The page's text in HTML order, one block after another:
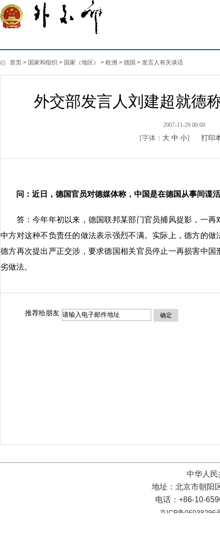
首页 > 国家和组织 > 国家（地区） > 欧洲 > 德国 > 发言人有关谈话
外交部发言人刘建超就德
2007-11-29 00:00
[字体： 大 中 小] 打印
问：近日，德国官员对德媒体称，中国是在德国从事间谍
答：今年年初以来，德国联邦某部门官员捕风捉影，一再
中方对这种不负责任的做法表示强烈不满。实际上，德方的
德方再次提出严正交涉，要求德国相关官员停止一再损害中
劣做法。
推荐给朋友 确定
中华人
地址：北京市朝阳
电话：+86-10-
京ICP备06038296